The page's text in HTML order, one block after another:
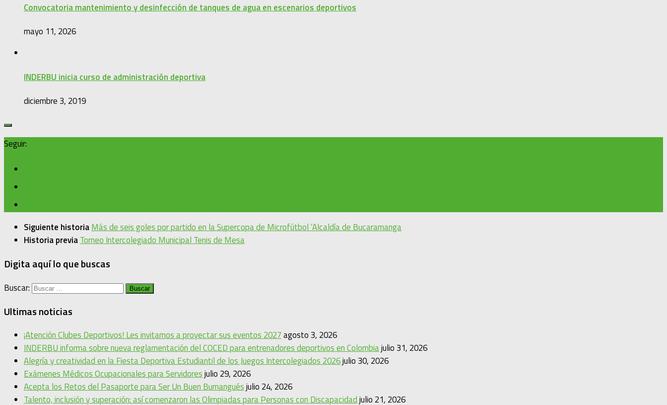
Convocatoria mantenimiento y desinfección de tanques de agua en escenarios deportivos
mayo 11, 2026
INDERBU inicia curso de administración deportiva
diciembre 3, 2019
Seguir:
Siguiente historiaMás de seis goles por partido en la Supercopa de Microfútbol ‘Alcaldía de Bucaramanga
Historia previaTorneo Intercolegiado Municipal Tenis de Mesa
Digita aquí lo que buscas
Buscar:
Ultimas noticias
¡Atención Clubes Deportivos! Les invitamos a proyectar sus eventos 2027agosto 3, 2026
INDERBU informa sobre nueva reglamentación del COCED para entrenadores deportivos en Colombiajulio 31, 2026
Alegría y creatividad en la Fiesta Deportiva Estudiantil de los Juegos Intercolegiados 2026julio 30, 2026
Exámenes Médicos Ocupacionales para Servidoresjulio 29, 2026
Acepta los Retos del Pasaporte para Ser Un Buen Bumanguésjulio 24, 2026
Talento, inclusión y superación: así comenzaron las Olimpiadas para Personas con Discapacidadjulio 21, 2026